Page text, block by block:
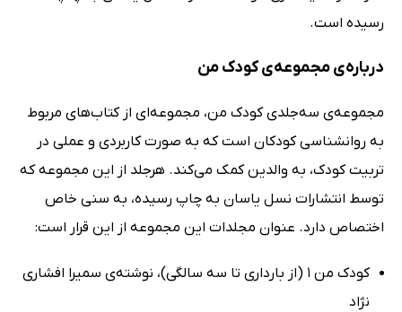
رسیده است.
درباره‌ی مجموعه‌ی کودک من
مجموعه‌ی سه‌جلدی کودک من، مجموعه‌ای از کتاب‌های مربوط
به روانشناسی کودکان است که به صورت کاربردی و عملی در
تربیت کودک، به والدین کمک می‌کند. هرجلد از این مجموعه که
توسط انتشارات نسل یاسان به چاپ رسیده، به سنی خاص
اختصاص دارد. عنوان مجلدات این مجموعه از این قرار است:
کودک من 1 (از بارداری تا سه سالگی)، نوشته‌ی سمیرا افشاری
نژاد